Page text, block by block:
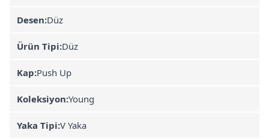
Desen:Düz
Ürün Tipi:Düz
Kap:Push Up
Koleksiyon:Young
Yaka Tipi:V Yaka